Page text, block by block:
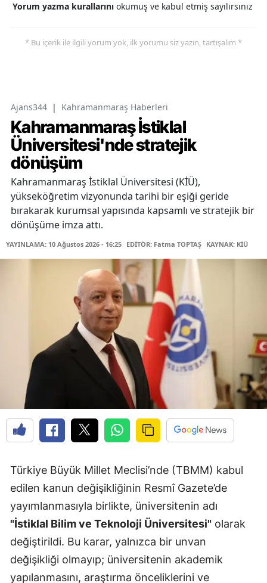
Yorum yazma kurallarını okumuş ve kabul etmiş sayılırsınız
* Bu içerik ile ilgili yorum yok, ilk yorumu siz yazın, tartışalım *
Ajans344 | Kahramanmaraş Haberleri
Kahramanmaraş İstiklal
Üniversitesi'nde stratejik
dönüşüm
Kahramanmaraş İstiklal Üniversitesi (KİÜ),
yükseköğretim vizyonunda tarihi bir eşiği geride
bırakarak kurumsal yapısında kapsamlı ve stratejik bir
dönüşüme imza attı.
YAYINLAMA: 10 Ağustos 2026 - 16:25 EDİTÖR: Fatma TOPTAŞ KAYNAK: KİÜ
Türkiye Büyük Millet Meclisi’nde (TBMM) kabul
edilen kanun değişikliğinin Resmî Gazete’de
yayımlanmasıyla birlikte, üniversitenin adı
"İstiklal Bilim ve Teknoloji Üniversitesi" olarak
değiştirildi. Bu karar, yalnızca bir unvan
değişikliği olmayıp; üniversitenin akademik
yapılanmasını, araştırma önceliklerini ve